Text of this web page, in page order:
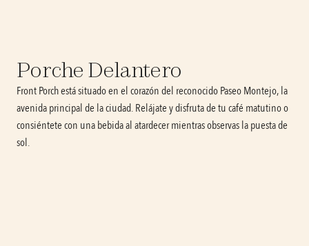
Porche Delantero
Front Porch está situado en el corazón del reconocido Paseo Montejo, la
avenida principal de la ciudad. Relájate y disfruta de tu café matutino o
consiéntete con una bebida al atardecer mientras observas la puesta de
sol.